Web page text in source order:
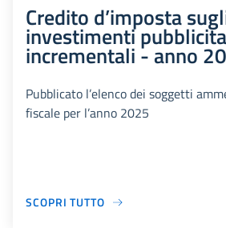
Credito d’imposta
investimenti
incrementali - anno
Pubblicato l’elenco dei soggetti
fiscale per l’anno 2025
SCOPRI TUTTO